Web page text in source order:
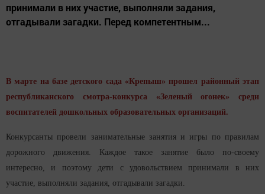
принимали в них участие, выполняли задания,
отгадывали загадки. Перед компетентным...
В марте на базе детского сада «Крепыш» прошел районный этап
республиканского смотра-конкурса «Зеленый огонек» среди
воспитателей дошкольных образовательных организаций.
Конкурсанты провели занимательные занятия и игры по правилам
дорожного движения. Каждое такое занятие было по-своему
интересно, и поэтому дети с удовольствием принимали в них
участие, выполняли задания, отгадывали загадки.